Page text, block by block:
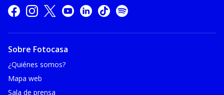
Sobre Fotocasa
¿Quiénes somos?
Mapa web
Sala de prensa